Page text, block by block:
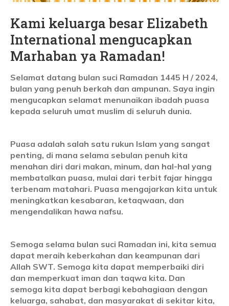
Kami keluarga besar Elizabeth
International mengucapkan
Marhaban ya Ramadan!
Selamat datang bulan suci Ramadan 1445 H / 2024,
bulan yang penuh berkah dan ampunan. Saya ingin
mengucapkan selamat menunaikan ibadah puasa
kepada seluruh umat muslim di seluruh dunia.
Puasa adalah salah satu rukun Islam yang sangat
penting, di mana selama sebulan penuh kita
menahan diri dari makan, minum, dan hal-hal yang
membatalkan puasa, mulai dari terbit fajar hingga
terbenam matahari. Puasa mengajarkan kita untuk
meningkatkan kesabaran, ketaqwaan, dan
mengendalikan hawa nafsu.
Semoga selama bulan suci Ramadan ini, kita semua
dapat meraih keberkahan dan keampunan dari
Allah SWT. Semoga kita dapat memperbaiki diri
dan memperkuat iman dan taqwa kita. Dan
semoga kita dapat berbagi kebahagiaan dengan
keluarga, sahabat, dan masyarakat di sekitar kita,